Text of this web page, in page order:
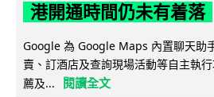
港開通時間仍未有着落
Google 為 Google Maps 內置聊天助
賣、訂酒店及查詢現場活動等自主執
薦及...
閱讀全文